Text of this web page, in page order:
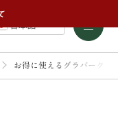
お得に使えるグラバークー